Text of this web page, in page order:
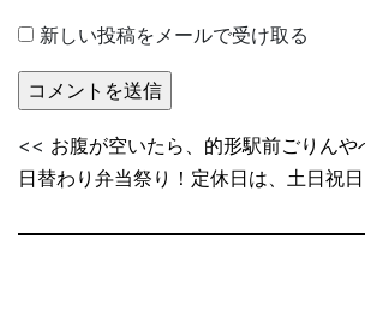
新しい投稿をメールで受け取る
<< お腹が空いたら、的形駅前ごりんや
日替わり弁当祭り！定休日は、土日祝日